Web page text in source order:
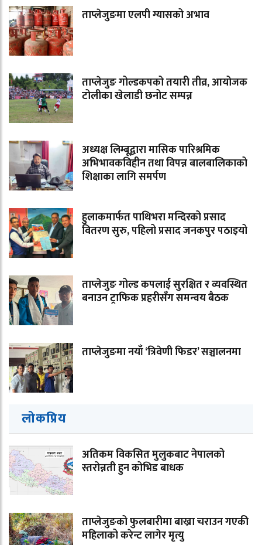
ताप्लेजुङमा एलपी ग्यासको अभाव
ताप्लेजुङ गोल्डकपको तयारी तीव्र, आयोजक
टोलीका खेलाडी छनोट सम्पन्न
अध्यक्ष लिम्बूद्वारा मासिक पारिश्रमिक
अभिभावकविहीन तथा विपन्न बालबालिकाको
शिक्षाका लागि समर्पण
हुलाकमार्फत पाथिभरा मन्दिरको प्रसाद
वितरण सुरु, पहिलो प्रसाद जनकपुर पठाइयो
ताप्लेजुङ गोल्ड कपलाई सुरक्षित र व्यवस्थित
बनाउन ट्राफिक प्रहरीसँग समन्वय बैठक
ताप्लेजुङमा नयाँ ‘त्रिवेणी फिडर’ सञ्चालनमा
लोकप्रिय
अतिकम विकसित मुलुकबाट नेपालको
स्तरोन्नती हुन कोभिड बाधक
ताप्लेजुङको फुलबारीमा बाख्रा चराउन गएकी
महिलाको करेन्ट लागेर मृत्यु